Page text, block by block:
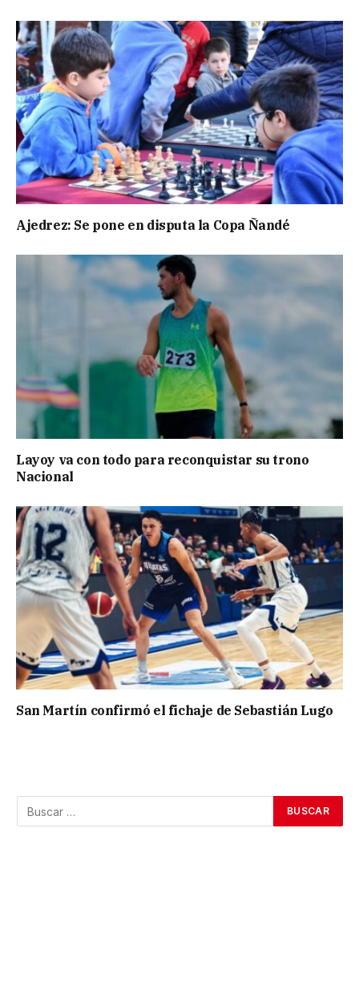
Ajedrez: Se pone en disputa la Copa Ñandé
Layoy va con todo para reconquistar su trono
Nacional
San Martín confirmó el fichaje de Sebastián Lugo